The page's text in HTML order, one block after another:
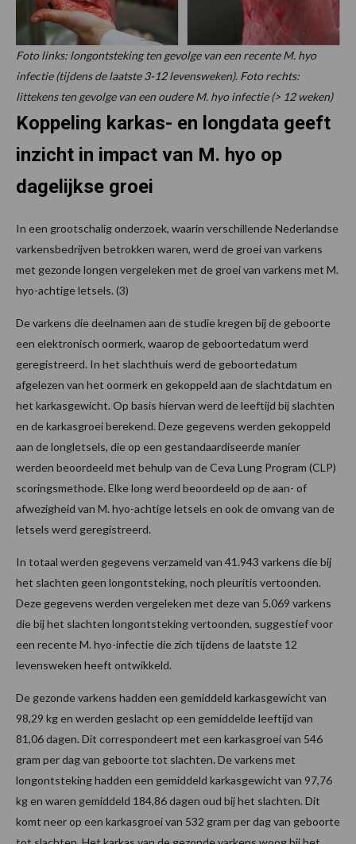
Foto links: longontsteking ten gevolge van een recente M. hyo
infectie (tijdens de laatste 3-12 levensweken). Foto rechts:
littekens ten gevolge van een oudere M. hyo infectie (> 12 weken)
Koppeling karkas- en longdata geeft
inzicht in impact van M. hyo op
dagelijkse groei
In een grootschalig onderzoek, waarin verschillende Nederlandse
varkensbedrijven betrokken waren, werd de groei van varkens
met gezonde longen vergeleken met de groei van varkens met M.
hyo-achtige letsels. (3)
De varkens die deelnamen aan de studie kregen bij de geboorte
een elektronisch oormerk, waarop de geboortedatum werd
geregistreerd. In het slachthuis werd de geboortedatum
afgelezen van het oormerk en gekoppeld aan de slachtdatum en
het karkasgewicht. Op basis hiervan werd de leeftijd bij slachten
en de karkasgroei berekend. Deze gegevens werden gekoppeld
aan de longletsels, die op een gestandaardiseerde manier
werden beoordeeld met behulp van de Ceva Lung Program (CLP)
scoringsmethode. Elke long werd beoordeeld op de aan- of
afwezigheid van M. hyo-achtige letsels en ook de omvang van de
letsels werd geregistreerd.
In totaal werden gegevens verzameld van 41.943 varkens die bij
het slachten geen longontsteking, noch pleuritis vertoonden.
Deze gegevens werden vergeleken met deze van 5.069 varkens
die bij het slachten longontsteking vertoonden, suggestief voor
een recente M. hyo-infectie die zich tijdens de laatste 12
levensweken heeft ontwikkeld.
De gezonde varkens hadden een gemiddeld karkasgewicht van
98,29 kg en werden geslacht op een gemiddelde leeftijd van
81,06 dagen. Dit correspondeert met een karkasgroei van 546
gram per dag van geboorte tot slachten. De varkens met
longontsteking hadden een gemiddeld karkasgewicht van 97,76
kg en waren gemiddeld 184,86 dagen oud bij het slachten. Dit
komt neer op een karkasgroei van 532 gram per dag van geboorte